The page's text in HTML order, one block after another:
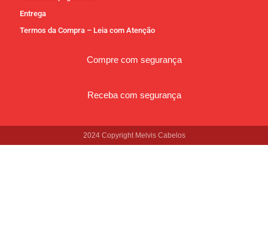
Entrega
Termos da Compra – Leia com Atenção
Compre com segurança
Receba com segurança
2024 Copyright Melvis Cabelos